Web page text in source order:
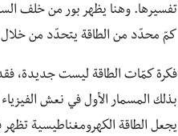
تفسيرها. وهنا يظهر بور من خلف
كمّ محدّد من الطاقة يتحدّد من خلال
فكرة كمّات الطاقة ليست جديدة،
بذلك المسمار الأول في نعش
يجعل الطاقة الكهرومغناطيسية